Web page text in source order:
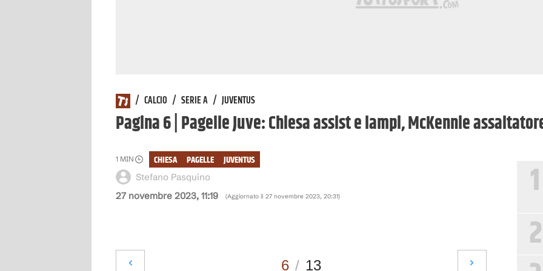
/ CALCIO / SERIE A / JUVENTUS
Pagina 6 | Pagelle Juve: Chiesa assist e lampi, McKennie
27 novembre 2023, 11:19 (Aggiornato il 27 novembre 2023, 20:31)
Stefano Pasquino
1 MIN JUVENTUS
PAGELLE
CHIESA
6 / 13
1
2